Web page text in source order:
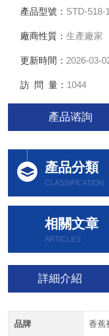
產品型號： STD-518-
廠商性質：生產廠家
更新時間： 2026-03-
訪 問 量： 1044
產品谘詢
產品分類
CLASSIFICATION
相關文章
ARTICLES
詳細介紹
品牌 香蕉